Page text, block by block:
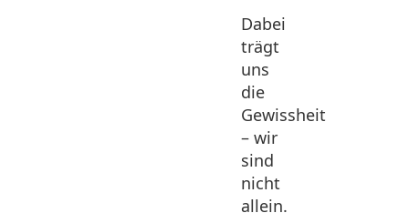
Dabei
trägt
uns
die
Gewissheit
– wir
sind
nicht
allein.